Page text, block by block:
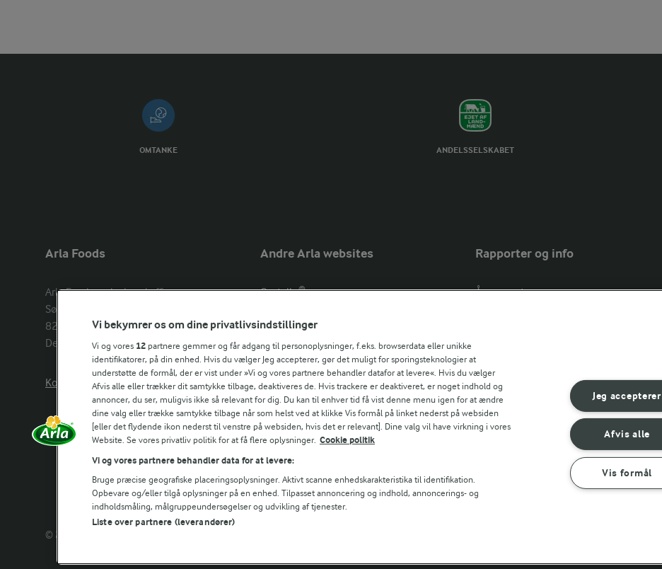
OMTANKE ANDELSSELSKABET
Arla Foods
Arla Foods amba head office
Sønderhøj 14,
8260 Viby J
Denmark
Kontakt os her
Andre Arla websites
Castello®
Arla Unika
Arla shop
Arla in other countries
Rapporter og info
Årsrapport
Arla Foods
Fødevarestyrelsens smiley-rapporter for
Jörd
Fødevarestyrelsens smiley-rapporter for
Lurpak PB
© 2026 Arla Foods
Vi bekymrer os om dine privatlivsindstillinger
Vi og vores 12 partnere gemmer og får adgang til personoplysninger, f.eks. browserdata eller unikke
identifikatorer, på din enhed. Hvis du vælger Jeg accepterer, gør det muligt for sporingsteknologier at
understøtte de formål, der er vist under »Vi og vores partnere behandler datafor at levere«. Hvis du vælger
Afvis alle eller trækker dit samtykke tilbage, deaktiveres de. Hvis trackere er deaktiveret, er noget indhold og
annoncer, du ser, muligvis ikke så relevant for dig. Du kan til enhver tid få vist denne menu igen for at ændre
dine valg eller trække samtykke tilbage når som helst ved at klikke Vis formål på linket nederst på websiden
[eller det flydende ikon nederst til venstre på websiden, hvis det er relevant]. Dine valg vil have virkning i vores
Website. Se vores privatliv politik for at få flere oplysninger. Cookie politik
Vi og vores partnere behandler data for at levere:
Bruge præcise geografiske placeringsoplysninger. Aktivt scanne enhedskarakteristika til identifikation.
Opbevare og/eller tilgå oplysninger på en enhed. Tilpasset annoncering og indhold, annoncerings- og
indholdsmåling, målgruppeundersøgelser og udvikling af tjenester.
Liste over partnere (leverandører)
Jeg accepterer
Afvis alle
Vis formål